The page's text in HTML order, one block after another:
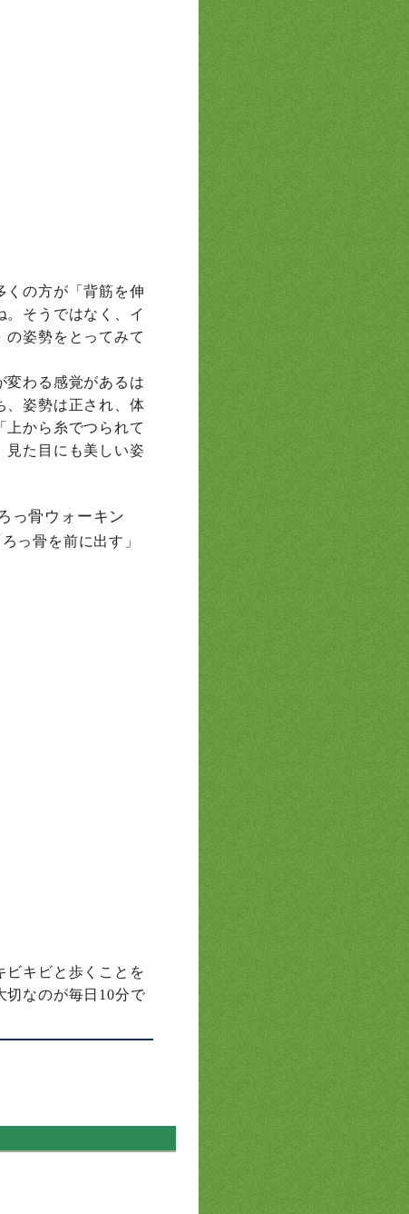
くの方が「背筋を伸
そうではなく、イ
の姿勢をとってみて
変わる感覚があるは
、姿勢は正され、体
上から糸でつられて
見た目にも美しい姿
っ骨ウォーキン
っ骨を前に出す」
ビキビと歩くことを
切なのが毎日10分で